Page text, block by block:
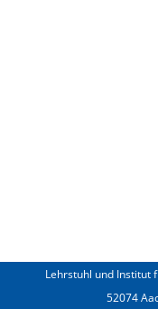
Lehrstuhl und Institut
52074